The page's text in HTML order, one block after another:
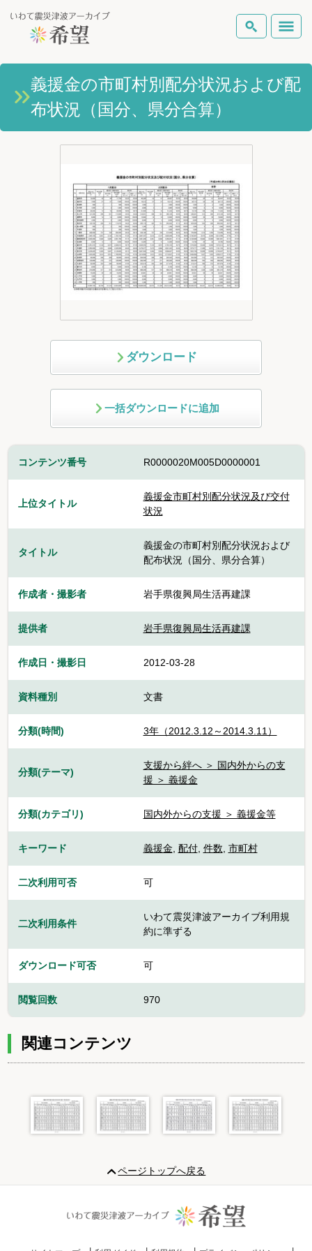
いわて震災津波アーカイブとは
岩手県の被害状況
ピックアップコンテンツ
Foreign Laguage
検索
義援金の市町村別配分状況および配
布状況（国分、県分合算）
ダウンロード
一括ダウンロードに追加
コンテンツ番号 R0000020M005D0000001
上位タイトル
義援金市町村別配分状況及び交付
状況
タイトル
義援金の市町村別配分状況および
配布状況（国分、県分合算）
作成者・撮影者 岩手県復興局生活再建課
提供者 岩手県復興局生活再建課
作成日・撮影日 2012-03-28
資料種別 文書
分類(時間) 3年（2012.3.12～2014.3.11）
分類(テーマ)
支援から絆へ ＞ 国内外からの支
援 ＞ 義援金
分類(カテゴリ) 国内外からの支援 ＞ 義援金等
キーワード 義援金, 配付, 件数, 市町村
二次利用可否 可
二次利用条件
いわて震災津波アーカイブ利用規
約に準ずる
ダウンロード可否 可
閲覧回数 970
関連コンテンツ
4
ページトップへ戻る